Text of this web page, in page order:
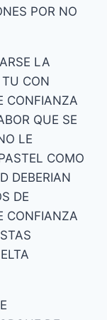
POR NO
LA
TU CON
CONFIANZA
QUE SE
LE
COMO
DEBERIAN
DE
CONFIANZA